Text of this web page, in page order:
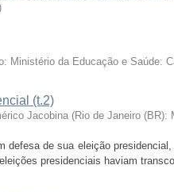
Ministério da Educação e Saúde:
(t.2)
Jacobina (Rio de Janeiro (BR):
defesa de sua eleição
presidenciais haviam